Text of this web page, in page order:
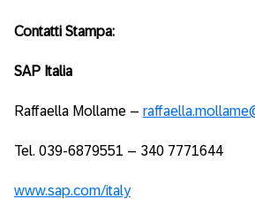
Contatti Stampa:
SAP Italia
Raffaella Mollame –
Tel. 039-6879551 – 340 7771644
www.sap.com/italy